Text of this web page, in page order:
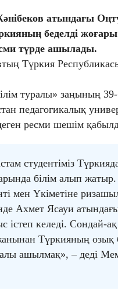
атындағы
беделді
түрде ашылады.
Түркия
туралы» заңының 39-
педагогикалық
ресми шешім
студентіміз
білім алып
мен Үкіметіне
Ахмет Ясауи
істеп келеді. Сондай-
Түркияның
ашылмақ», – деді